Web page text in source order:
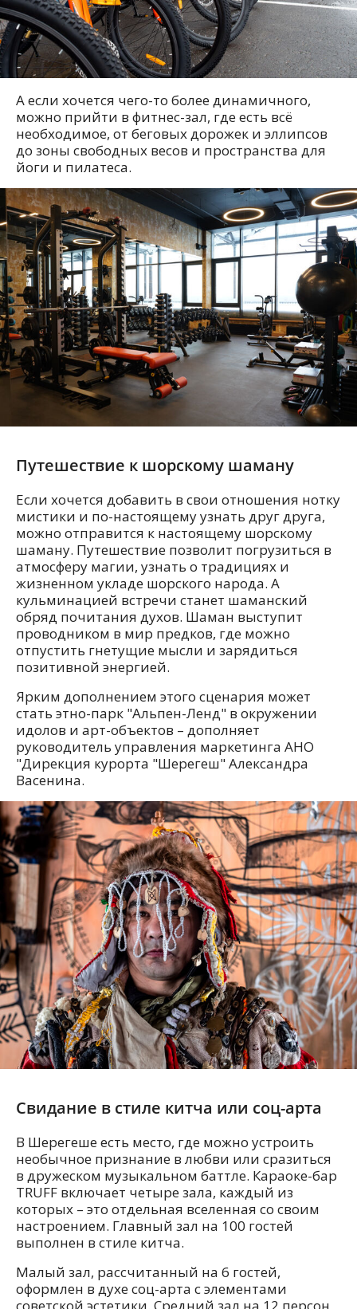
А если хочется чего-то более динамичного,
можно прийти в фитнес-зал, где есть всё
необходимое, от беговых дорожек и эллипсов
до зоны свободных весов и пространства для
йоги и пилатеса.
Путешествие к шорскому шаману
Если хочется добавить в свои отношения нотку
мистики и по-настоящему узнать друг друга,
можно отправится к настоящему шорскому
шаману. Путешествие позволит погрузиться в
атмосферу магии, узнать о традициях и
жизненном укладе шорского народа. А
кульминацией встречи станет шаманский
обряд почитания духов. Шаман выступит
проводником в мир предков, где можно
отпустить гнетущие мысли и зарядиться
позитивной энергией.
Ярким дополнением этого сценария может
стать этно-парк "Альпен-Ленд" в окружении
идолов и арт-объектов – дополняет
руководитель управления маркетинга АНО
"Дирекция курорта "Шерегеш" Александра
Васенина.
Свидание в стиле китча или соц-арта
В Шерегеше есть место, где можно устроить
необычное признание в любви или сразиться
в дружеском музыкальном баттле. Караоке-бар
TRUFF включает четыре зала, каждый из
которых – это отдельная вселенная со своим
настроением. Главный зал на 100 гостей
выполнен в стиле китча.
Малый зал, рассчитанный на 6 гостей,
оформлен в духе соц-арта с элементами
советской эстетики. Средний зал на 12 персон